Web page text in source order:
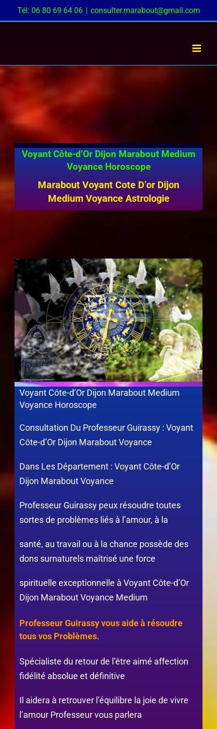
Passer
au
Tél: 06 80 69 64 06 | consulter.marabout@gmail.com
Voyant Côte-d’Or Dijon Marabout Medium
Voyance Horoscope
Marabout Voyant Cote D’or Dijon
Medium Voyance Astrologie
Voyant Côte-d’Or Dijon Marabout Medium
Voyance Horoscope
Consultation Du Professeur Guirassy : Voyant
Côte-d’Or Dijon Marabout Voyance
Dans Les Département : Voyant Côte-d’Or
Dijon Marabout Voyance
Professeur Guirassy peux résoudre toutes
sortes de problèmes liés à l’amour, à la
santé, au travail ou à la chance possède des
dons surnaturels maîtrisé une force
spirituelle exceptionnelle à Voyant Côte-d’Or
Dijon Marabout Voyance Medium
Professeur Guirassy vous aide à résoudre
tous vos Problèmes.
Spécialiste du retour de l’être aimé affection
fidélité absolue et définitive
Il aidera à retrouver l’équilibre la joie de vivre
l’amour Professeur vous parlera